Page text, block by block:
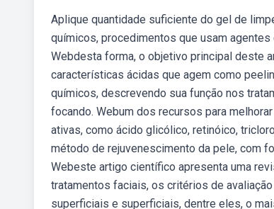
Aplique quantidade suficiente do gel de
químicos, procedimentos que usam
Webdesta forma, o objetivo principal deste
características ácidas que agem como
químicos, descrevendo sua função nos
focando. Webum dos recursos para
ativas, como ácido glicólico, retinóico,
método de rejuvenescimento da pele, com
Webeste artigo científico apresenta uma
tratamentos faciais, os critérios de
superficiais e superficiais, dentre eles, o